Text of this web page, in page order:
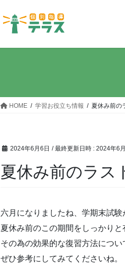
HOME 学習お役立ち情報 夏休み前の
2024年6月6日 / 最終更新日時 : 2024年6
夏休み前のラス
六月になりましたね、学期末試
夏休み前のこの期間をしっかりと
その為の効果的な復習方法につ
ぜひ参考にしてみてくださいね。